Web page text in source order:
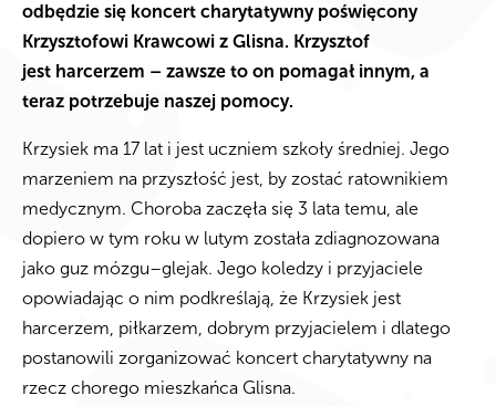
odbędzie się koncert charytatywny poświęcony
Krzysztofowi Krawcowi z Glisna. Krzysztof
jest harcerzem – zawsze to on pomagał innym, a
teraz potrzebuje naszej pomocy.
Krzysiek ma 17 lat i jest uczniem szkoły średniej. Jego
marzeniem na przyszłość jest, by zostać ratownikiem
medycznym. Choroba zaczęła się 3 lata temu, ale
dopiero w tym roku w lutym została zdiagnozowana
jako guz mózgu–glejak. Jego koledzy i przyjaciele
opowiadając o nim podkreślają, że Krzysiek jest
harcerzem, piłkarzem, dobrym przyjacielem i dlatego
postanowili zorganizować koncert charytatywny na
rzecz chorego mieszkańca Glisna.